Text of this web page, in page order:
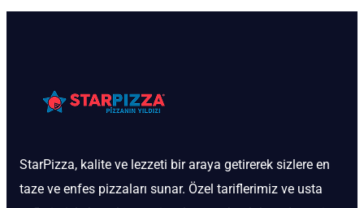
StarPizza, kalite ve lezzeti bir araya getirerek sizlere en
taze ve enfes pizzaları sunar. Özel tariflerimiz ve usta